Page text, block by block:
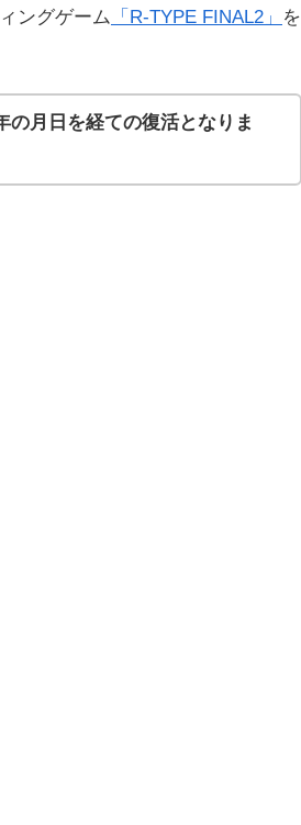
ングゲーム 「R-TYPE FINAL2」
を
の月日を経ての復活となりま